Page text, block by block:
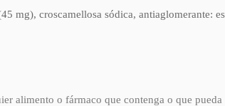
mg), croscamellosa sódica, antiaglomerante:
alimento o fármaco que contenga o que